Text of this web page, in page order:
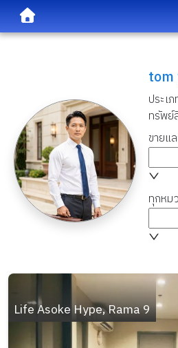
tom
ประเ
ทรัพย์
ขายแล
ทุกหม
Life Asoke Hype, Rama 9